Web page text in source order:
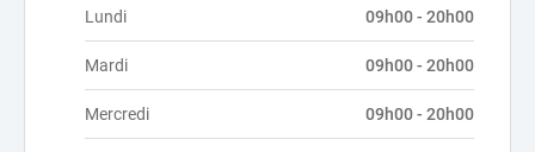
Lundi 09h00 - 20h00
Mardi 09h00 - 20h00
Mercredi 09h00 - 20h00